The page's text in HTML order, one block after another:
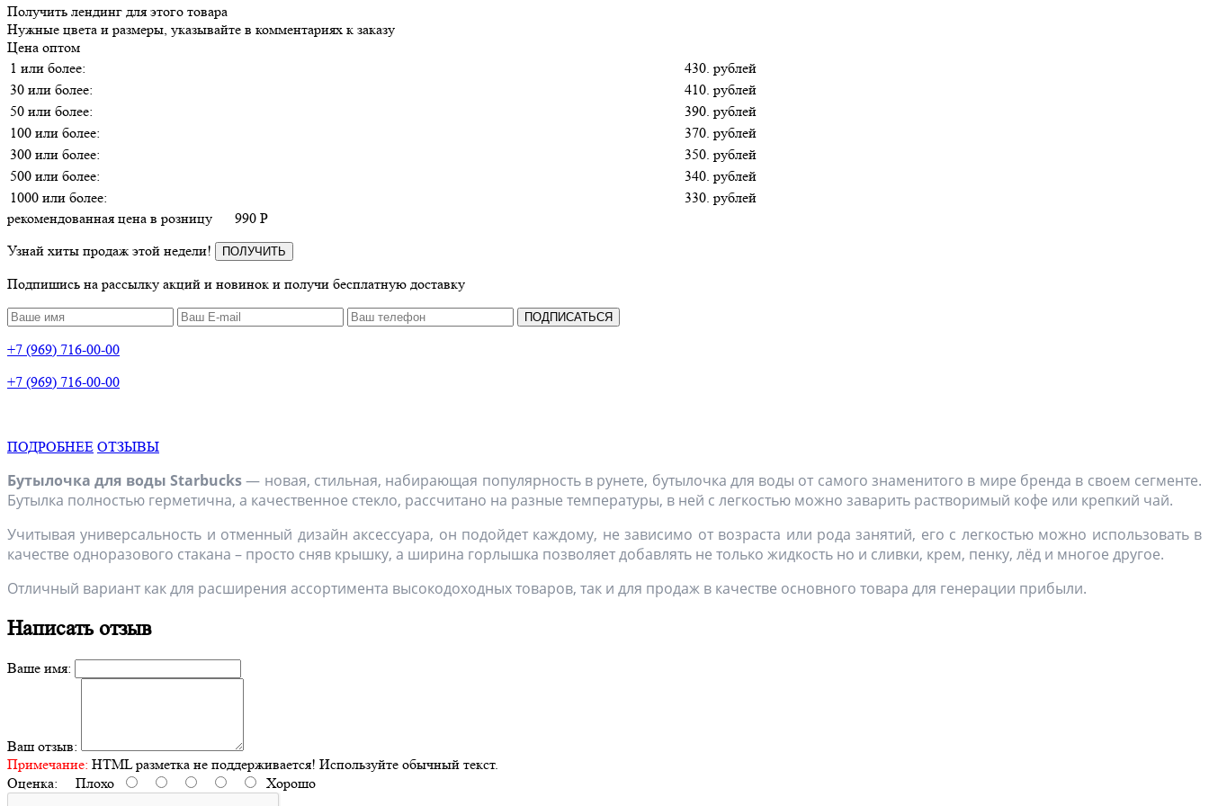
Получить лендинг для этого товара
Нужные цвета и размеры, указывайте в комментариях к заказу
Цена оптом
1 или более:
430. рублей
30 или более:
410. рублей
50 или более:
390. рублей
100 или более:
370. рублей
300 или более:
350. рублей
500 или более:
340. рублей
1000 или более:
330. рублей
рекомендованная цена в розницу
990 P
Узнай хиты продаж этой недели!
ПОЛУЧИТЬ
Подпишись на рассылку акций и новинок и получи бесплатную доставку
ПОДПИСАТЬСЯ
+7 (969) 716-00-00
+7 (969) 716-00-00
ПОДРОБНЕЕ ОТЗЫВЫ
Бутылочка для воды Starbucks— новая, стильная, набирающая популярность в рунете, бутылочка для воды от самого знаменитого в мире бренда в своем сегменте.
Бутылка полностью герметична, а качественное стекло, рассчитано на разные температуры, в ней с легкостью можно заварить растворимый кофе или крепкий чай.
Учитывая универсальность и отменный дизайн аксессуара, он подойдет каждому, не зависимо от возраста или рода занятий, его с легкостью можно использовать в
качестве одноразового стакана – просто сняв крышку, а ширина горлышка позволяет добавлять не только жидкость но и сливки, крем, пенку, лёд и многое другое.
Отличный вариант как для расширения ассортимента высокодоходных товаров, так и для продаж в качестве основного товара для генерации прибыли.
Написать отзыв
Ваше имя:
Ваш отзыв:
Примечание: HTML разметка не поддерживается! Используйте обычный текст.
Оценка: Плохо Хорошо